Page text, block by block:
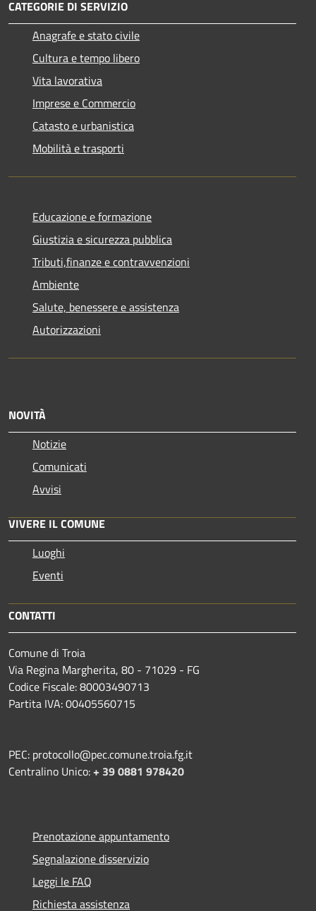
CATEGORIE DI SERVIZIO
Anagrafe e stato civile
Cultura e tempo libero
Vita lavorativa
Imprese e Commercio
Catasto e urbanistica
Mobilità e trasporti
Educazione e formazione
Giustizia e sicurezza pubblica
Tributi,finanze e contravvenzioni
Ambiente
Salute, benessere e assistenza
Autorizzazioni
NOVITÀ
Notizie
Comunicati
Avvisi
VIVERE IL COMUNE
Luoghi
Eventi
CONTATTI
Comune di Troia
Via Regina Margherita, 80 - 71029 - FG
Codice Fiscale: 80003490713
Partita IVA: 00405560715
PEC: protocollo@pec.comune.troia.fg.it
Centralino Unico:+ 39 0881 978420
Prenotazione appuntamento
Segnalazione disservizio
Leggi le FAQ
Richiesta assistenza